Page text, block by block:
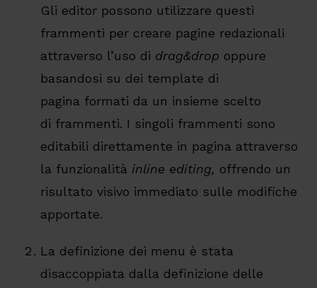
Gli editor possono utilizzare questi
frammenti per creare pagine redazionali
attraverso l’uso di drag&drop oppure
basandosi su dei template di
pagina formati da un insieme scelto
di frammenti. I singoli frammenti sono
editabili direttamente in pagina attraverso
la funzionalità inline editing, offrendo un
risultato visivo immediato sulle modifiche
apportate.
La definizione dei menu è stata
disaccoppiata dalla definizione delle